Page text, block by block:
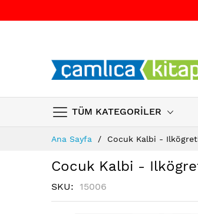
TÜM KATEGORİLER
Ana Sayfa Cocuk Kalbi -
Cocuk Kalbi -
SKU 15006